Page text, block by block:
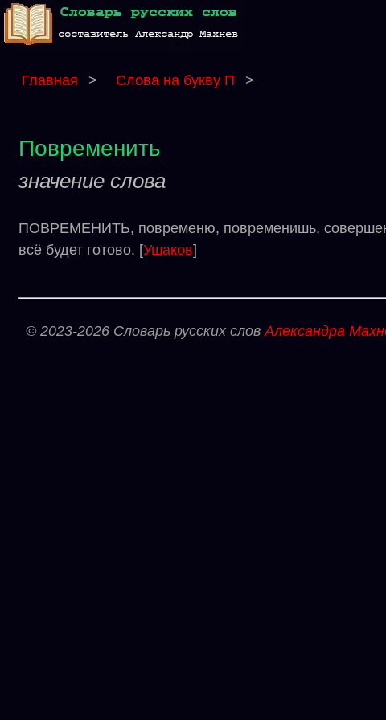
Главная > Слова на букву П >
Повременить
значение слова
ПОВРЕМЕНИТЬ, повременю, повременишь,
всё будет готово. [Ушаков]
© 2023-2026 Словарь русских словАлександра